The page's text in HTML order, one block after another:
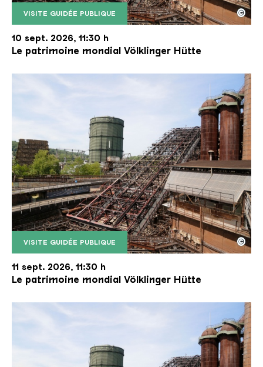
VISITE GUIDÉE PUBLIQUE
Le monte-charge incliné de la Völklinger Hütte
Copyright: Weltkulturerbe Völklinger Hütte | Karl
©
10 sept. 2026, 11:30 h
Le patrimoine mondial Völklinger Hütte
VISITE GUIDÉE PUBLIQUE
Le monte-charge incliné de la Völklinger Hütte
Copyright: Weltkulturerbe Völklinger Hütte | Karl
©
11 sept. 2026, 11:30 h
Le patrimoine mondial Völklinger Hütte